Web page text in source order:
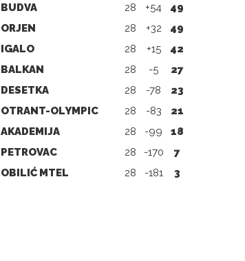
BUDVA 28 +54
49
ORJEN 28 +32
49
IGALO 28 +15
42
BALKAN 28 -5
27
DESETKA 28 -78
23
OTRANT-OLYMPIC 28 -83
21
AKADEMIJA 28 -99
18
PETROVAC 28 -170
7
OBILIĆ MTEL 28 -181 3